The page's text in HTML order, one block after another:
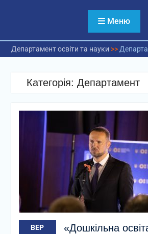
Меню
Департамент освіти та науки >>
Категорія: Департамент
ВЕР
«Дошкільна